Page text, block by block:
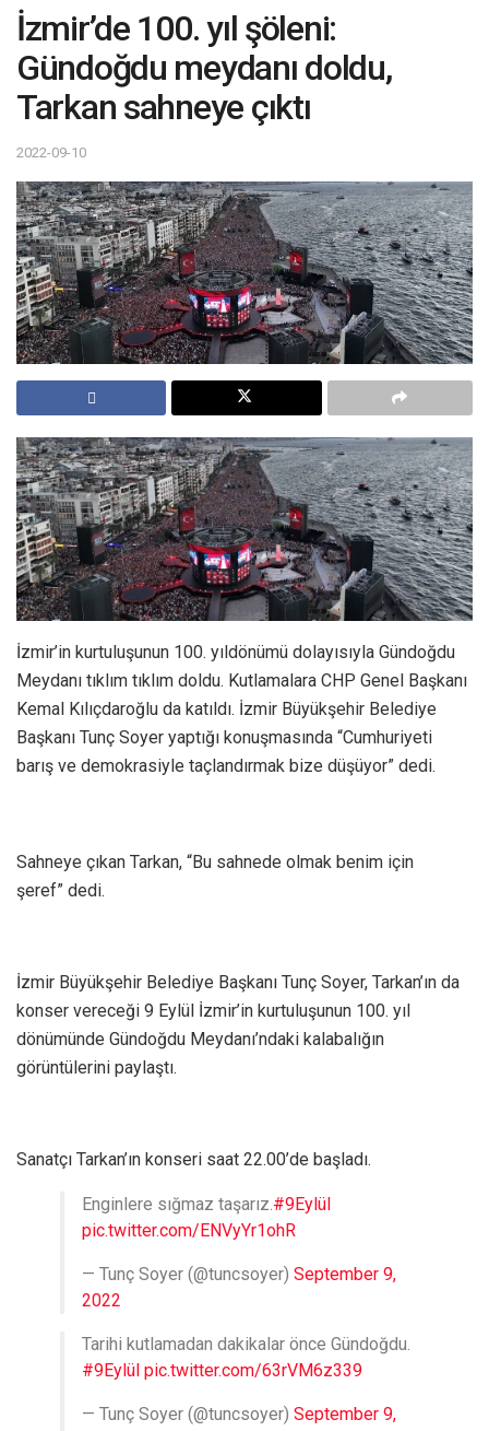
İzmir’de 100. yıl şöleni:
Gündoğdu meydanı doldu,
Tarkan sahneye çıktı
2022-09-10
İzmir’in kurtuluşunun 100. yıldönümü dolayısıyla Gündoğdu
Meydanı tıklım tıklım doldu. Kutlamalara CHP Genel Başkanı
Kemal Kılıçdaroğlu da katıldı. İzmir Büyükşehir Belediye
Başkanı Tunç Soyer yaptığı konuşmasında “Cumhuriyeti
barış ve demokrasiyle taçlandırmak bize düşüyor” dedi.
Sahneye çıkan Tarkan, “Bu sahnede olmak benim için
şeref” dedi.
İzmir Büyükşehir Belediye Başkanı Tunç Soyer, Tarkan’ın da
konser vereceği 9 Eylül İzmir’in kurtuluşunun 100. yıl
dönümünde Gündoğdu Meydanı’ndaki kalabalığın
görüntülerini paylaştı.
Sanatçı Tarkan’ın konseri saat 22.00’de başladı.
Enginlere sığmaz taşarız. #9Eylül
pic.twitter.com/ENVyYr1ohR
— Tunç Soyer (@tuncsoyer) September 9,
2022
Tarihi kutlamadan dakikalar önce Gündoğdu.
#9Eylül pic.twitter.com/63rVM6z339
— Tunç Soyer (@tuncsoyer) September 9,